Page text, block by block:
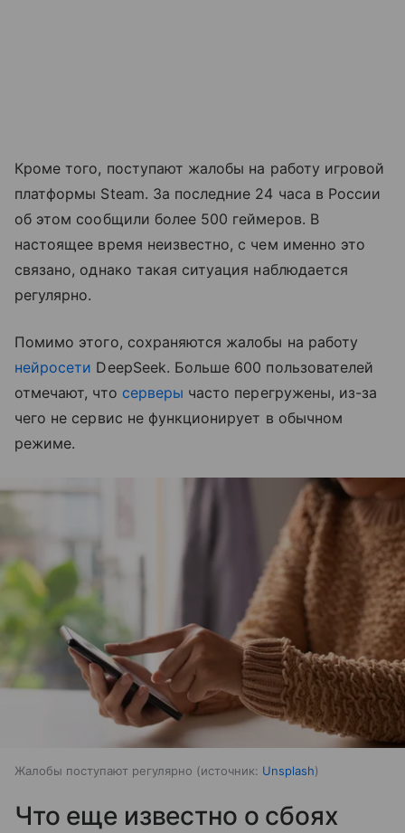
Кроме того, поступают жалобы на работу игровой
платформы Steam. За последние 24 часа в России
об этом сообщили более 500 геймеров. В
настоящее время неизвестно, с чем именно это
связано, однако такая ситуация наблюдается
регулярно.
Помимо этого, сохраняются жалобы на работу
нейросети DeepSeek. Больше 600 пользователей
отмечают, что серверы часто перегружены, из-за
чего не сервис не функционирует в обычном
режиме.
Жалобы поступают регулярно источник: Unsplash
Что еще известно о сбоях